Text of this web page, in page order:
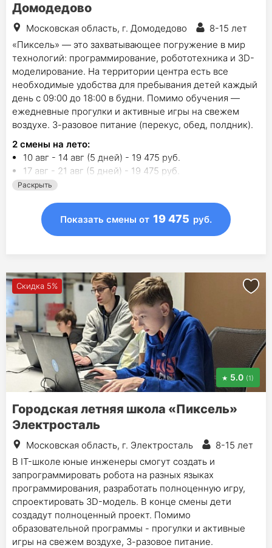
Домодедово
Московская область, г. Домодедово
8-15 лет
«Пиксель» — это захватывающее погружение в мир
технологий: программирование, робототехника и 3D-
моделирование. На территории центра есть все
необходимые удобства для пребывания детей каждый
день с 09:00 до 18:00 в будни. Помимо обучения —
ежедневные прогулки и активные игры на свежем
воздухе. 3-разовое питание (перекус, обед, полдник).
2 смены на лето:
10 авг - 14 авг (5 дней) - 19 475 руб.
17 авг - 21 авг (5 дней) - 19 475 руб.
Раскрыть
Показать смены от 19 475 руб.
Скидка 5%
5.0 (1)
Городская летняя школа «Пиксель»
Электросталь
Московская область, г. Электросталь
8-15 лет
В IT-школе юные инженеры смогут создать и
запрограммировать робота на разных языках
программирования, разработать полноценную игру,
спроектировать 3D-модель. В конце смены дети
создадут полноценный проект. Помимо
образовательной программы - прогулки и активные
игры на свежем воздухе, 3-разовое питание.